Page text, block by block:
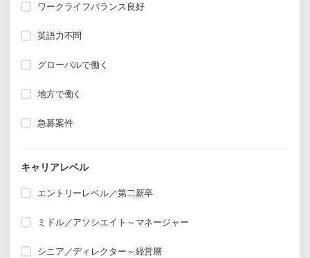
ワークライフバランス良好
英語力不問
グローバルで働く
地方で働く
急募案件
キャリアレベル
エントリーレベル／第二新卒
ミドル／アソシエイト～マネージャー
シニア／ディレクター～経営層